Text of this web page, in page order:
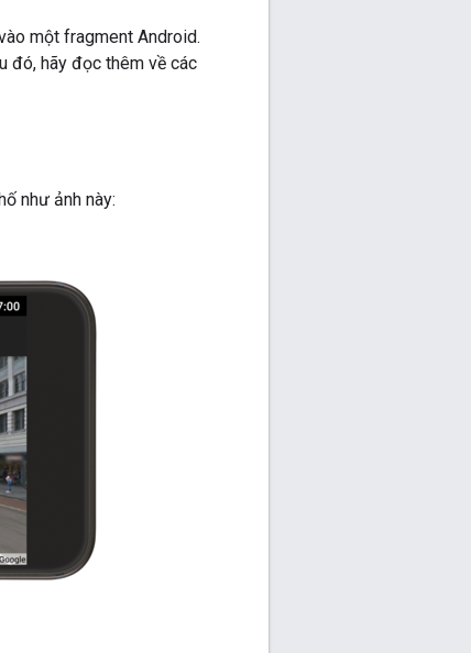
một fragment Android.
đó, hãy đọc thêm về các
như ảnh này: